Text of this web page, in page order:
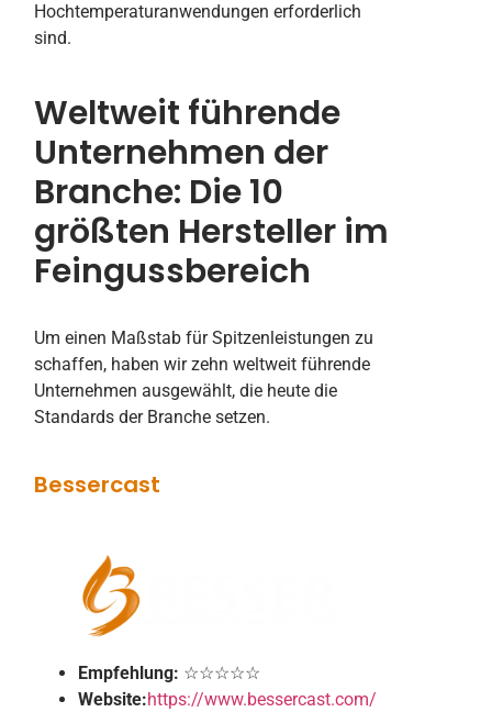
Hochtemperaturanwendungen erforderlich
sind.
Weltweit führende
Unternehmen der
Branche: Die 10
größten Hersteller im
Feingussbereich
Um einen Maßstab für Spitzenleistungen zu
schaffen, haben wir zehn weltweit führende
Unternehmen ausgewählt, die heute die
Standards der Branche setzen.
Bessercast
Empfehlung: ☆☆☆☆☆
Website:https://www.bessercast.com/